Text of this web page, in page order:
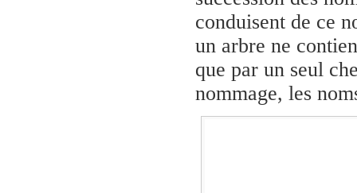
conduisent de ce
un arbre ne
que par un seul
nommage, les